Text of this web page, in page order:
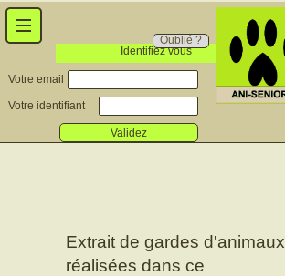
Identifiez vous
Oublié ?
Votre email
Votre identifiant
Validez
Extrait de gardes d'animaux
réalisées dans ce